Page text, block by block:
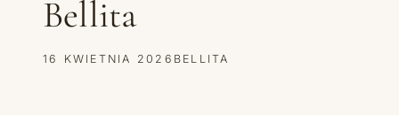
Bellita
16 KWIETNIA 2026 BELLITA